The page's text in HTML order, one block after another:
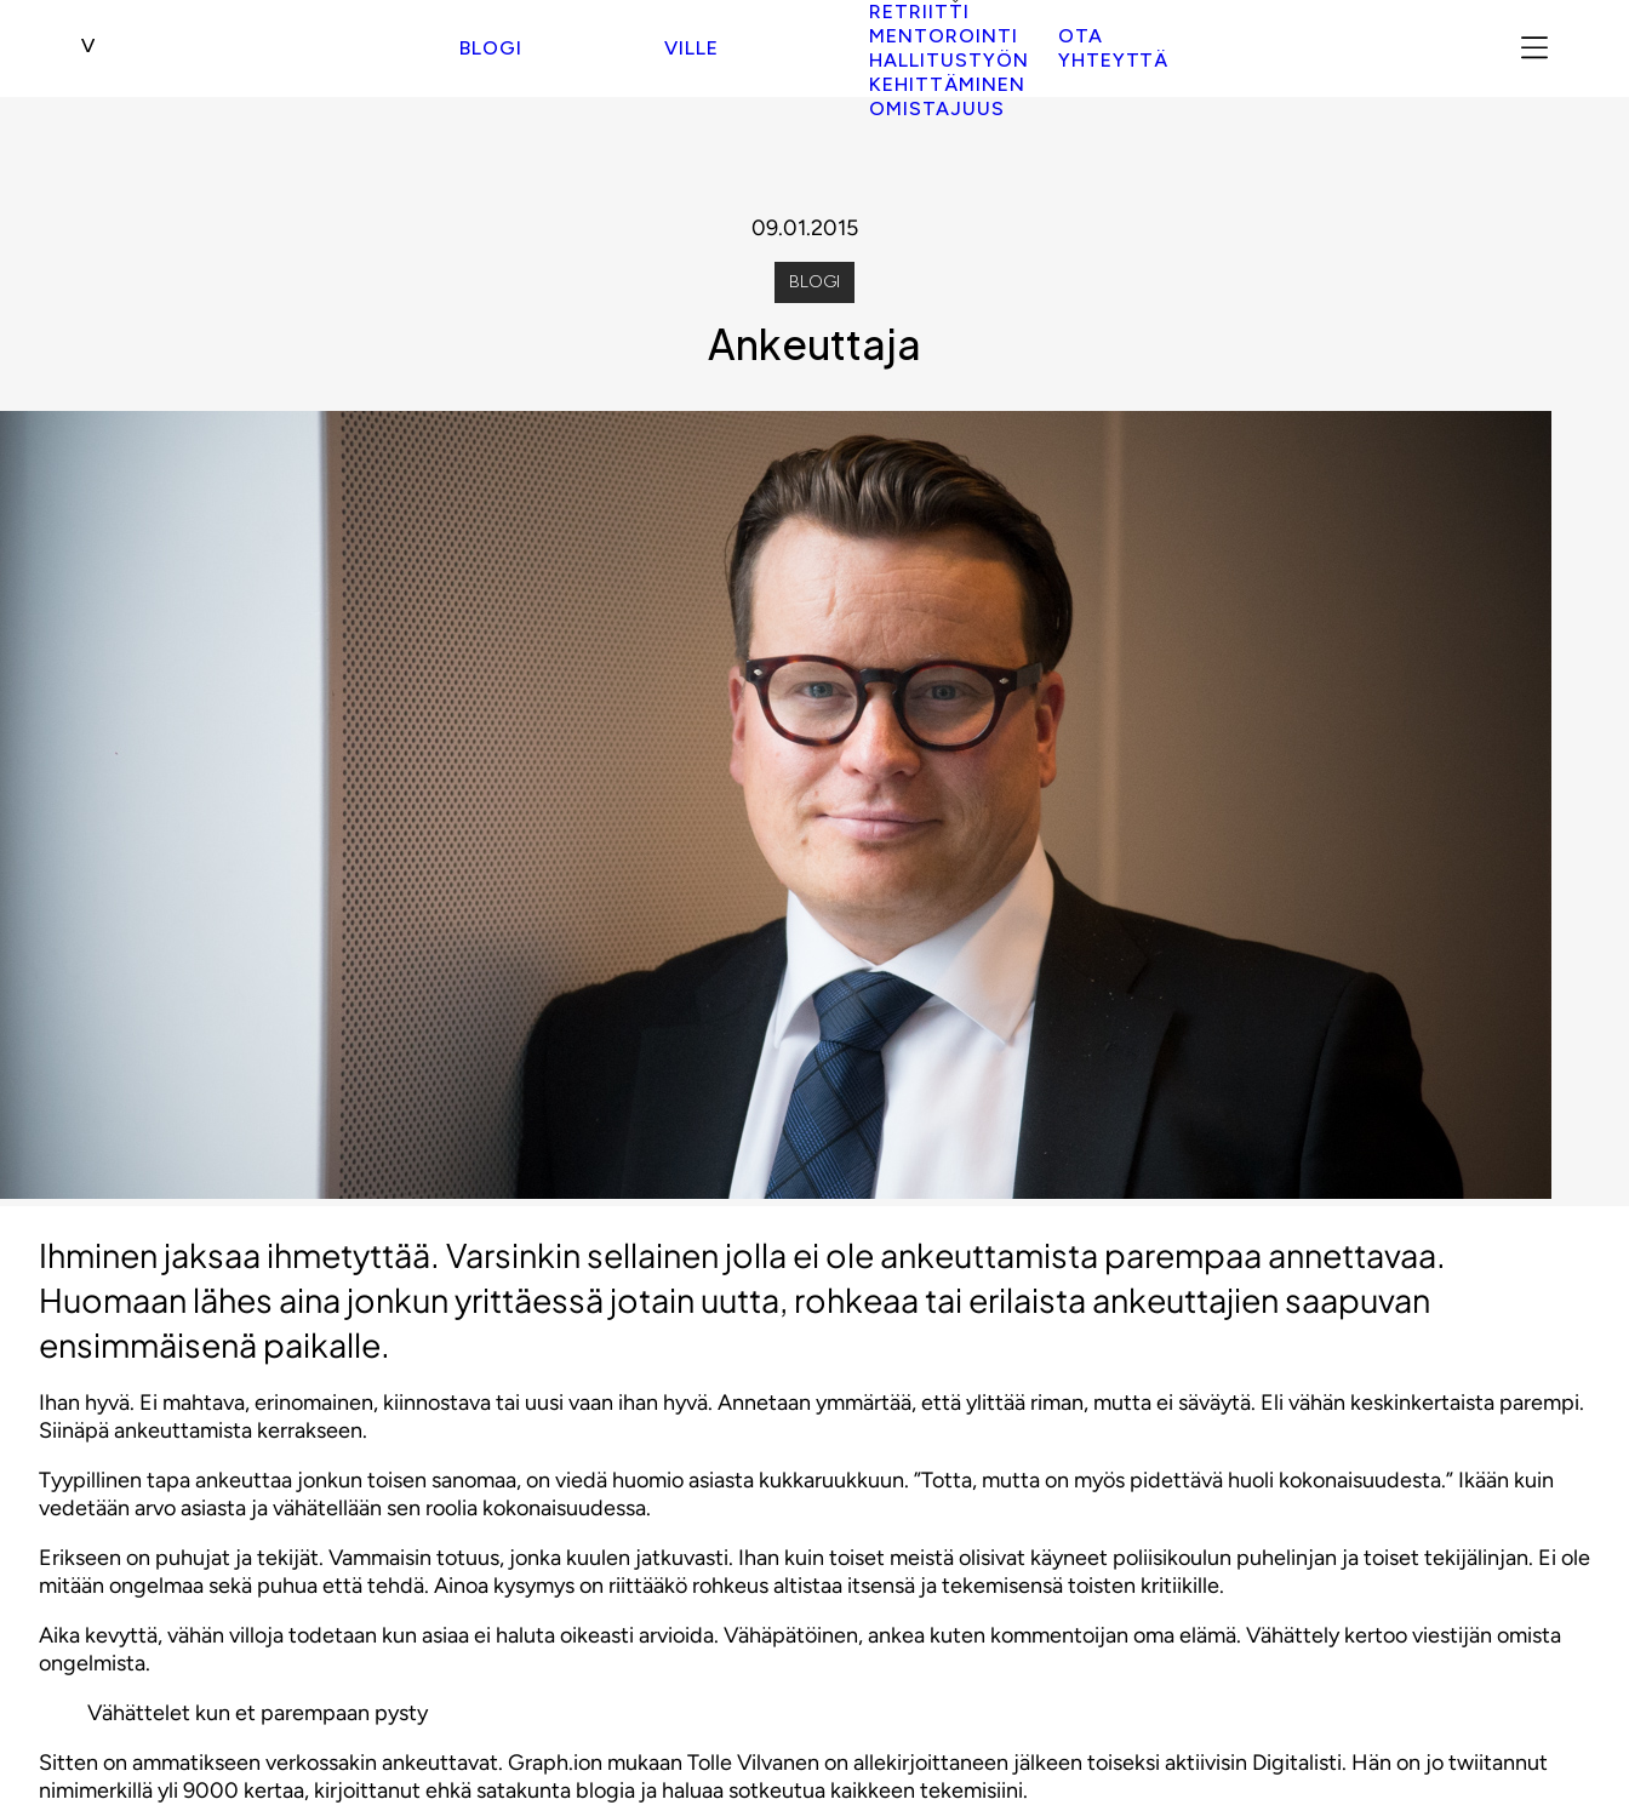
BLOGI VILLE
RETRIITTI
MENTOROINTI
HALLITUSTYÖN
KEHITTÄMINEN
OMISTAJUUS
OTA
YHTEYTTÄ
09.01.2015
BLOGI
Ankeuttaja
Ihminen jaksaa ihmetyttää. Varsinkin sellainen jolla ei ole ankeuttamista parempaa annettavaa.
Huomaan lähes aina jonkun yrittäessä jotain uutta, rohkeaa tai erilaista ankeuttajien saapuvan
ensimmäisenä paikalle.
Ihan hyvä. Ei mahtava, erinomainen, kiinnostava tai uusi vaan ihan hyvä. Annetaan ymmärtää, että ylittää riman, mutta ei säväytä. Eli vähän keskinkertaista parempi.
Siinäpä ankeuttamista kerrakseen.
Tyypillinen tapa ankeuttaa jonkun toisen sanomaa, on viedä huomio asiasta kukkaruukkuun. ”Totta, mutta on myös pidettävä huoli kokonaisuudesta.” Ikään kuin
vedetään arvo asiasta ja vähätellään sen roolia kokonaisuudessa.
Erikseen on puhujat ja tekijät. Vammaisin totuus, jonka kuulen jatkuvasti. Ihan kuin toiset meistä olisivat käyneet poliisikoulun puhelinjan ja toiset tekijälinjan. Ei ole
mitään ongelmaa sekä puhua että tehdä. Ainoa kysymys on riittääkö rohkeus altistaa itsensä ja tekemisensä toisten kritiikille.
Aika kevyttä, vähän villoja todetaan kun asiaa ei haluta oikeasti arvioida. Vähäpätöinen, ankea kuten kommentoijan oma elämä. Vähättely kertoo viestijän omista
ongelmista.
Vähättelet kun et parempaan pysty
Sitten on ammatikseen verkossakin ankeuttavat. Graph.ion mukaan Tolle Vilvanen on allekirjoittaneen jälkeen toiseksi aktiivisin Digitalisti. Hän on jo twiitannut
nimimerkillä yli 9000 kertaa, kirjoittanut ehkä satakunta blogia ja haluaa sotkeutua kaikkeen tekemisiini.